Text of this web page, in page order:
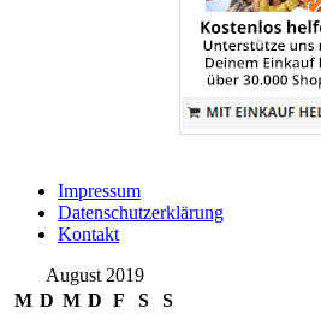
Impressum
Datenschutzerklärung
Kontakt
August 2019
M D M D F S
S